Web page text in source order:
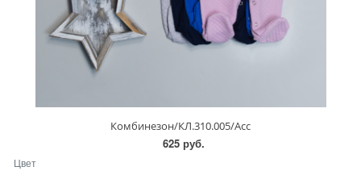
Комбинезон/КЛ.310.005/Асс
625 руб.
Цвет